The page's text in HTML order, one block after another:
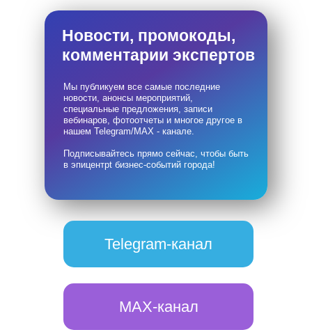
Новости, промокоды,
комментарии экспертов
Мы публикуем все самые последние
новости, анонсы мероприятий,
специальные предложения, записи
вебинаров, фотоотчеты и многое другое в
нашем Telegram/MAX - канале.
Подписывайтесь прямо сейчас, чтобы быть
в эпицентрt бизнес-событий города!
Telegram-канал
MAX-канал